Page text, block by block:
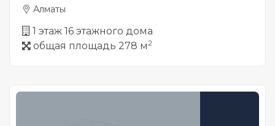
Алматы
1 этаж 16 этажного дома
общая площадь 278 м2